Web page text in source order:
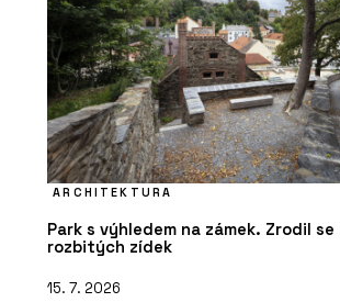
ARCHITEKTURA
Park s výhledem na zámek. Zrodil se
rozbitých zídek
15. 7. 2026